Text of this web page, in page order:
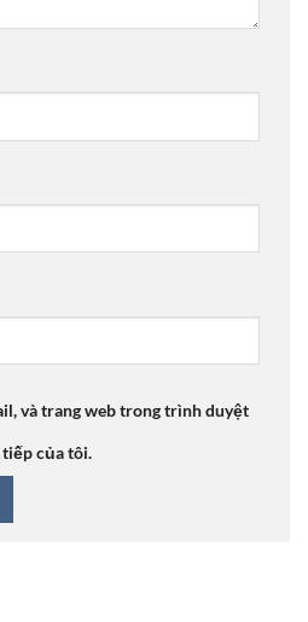
và trang web trong trình duyệt
của tôi.